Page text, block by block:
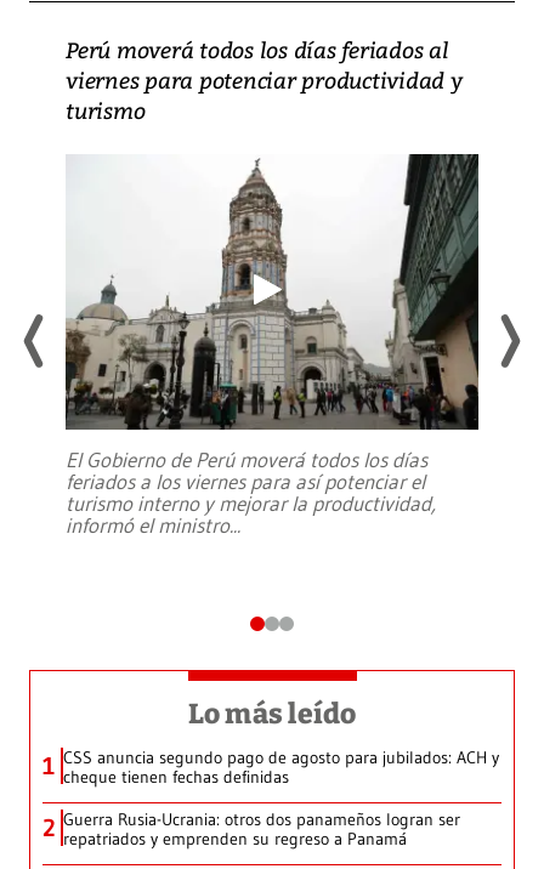
Perú moverá todos los días feriados al
viernes para potenciar productividad y
turismo
El Gobierno de Perú moverá todos los días
feriados a los viernes para así potenciar el
turismo interno y mejorar la productividad,
informó el ministro...
Lo más leído
1 CSS anuncia segundo pago de agosto para jubilados: ACH y
cheque tienen fechas definidas
2 Guerra Rusia-Ucrania: otros dos panameños logran ser
repatriados y emprenden su regreso a Panamá